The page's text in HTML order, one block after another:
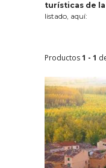
turísticas de
listado, aquí:
Productos1 - 1